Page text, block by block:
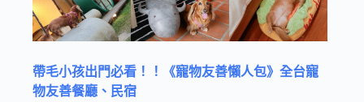
帶毛小孩出門必看！！《寵物友善懶人包》全台寵
物友善餐廳、民宿